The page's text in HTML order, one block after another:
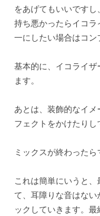
をあげてもいいです
持ち悪かったらイコ
一にしたい場合はコン
基本的に、イコライザ
ます。
あとは、装飾的なイ
フェクトをかけたりし
ミックスが終わったら
これは簡単にいうと
て、耳障りな音はな
ックしていきます。